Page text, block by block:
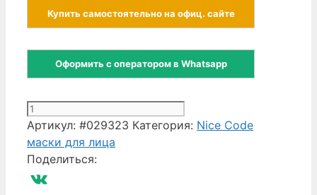
Купить самостоятельно на офиц. сайте
Оформить с оператором в Whatsapp
Количество
товара
Сыворотка
для
массажа
Артикул: #029323 Категория: Nice Code
маски для лица
Поделиться: